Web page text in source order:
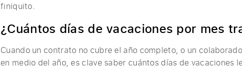
finiquito.
¿Cuántos días de vacaciones por mes
Cuando un contrato no cubre el año completo, o un
en medio del año, es clave saber cuántos días de vacaciones